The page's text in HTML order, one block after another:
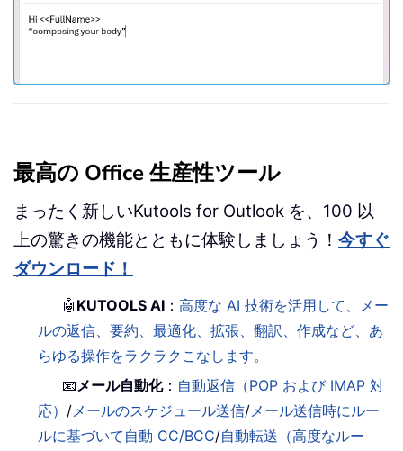
最高の Office 生産性ツール
まったく新しいKutools for Outlook を、100 以
上の驚きの機能とともに体験しましょう！ 今すぐ
ダウンロード！
🤖 KUTOOLS AI ：高度な AI 技術を活用して、メー
ルの返信、要約、最適化、拡張、翻訳、作成など、あ
らゆる操作をラクラクこなします。
📧メール自動化： 自動返信（POP および IMAP 対
応） /メールのスケジュール送信/メール送信時にルー
ルに基づいて自動 CC/BCC/自動転送（高度なルー